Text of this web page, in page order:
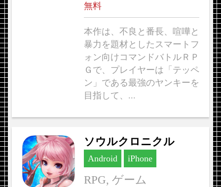
無料
本作は、不良と番長、喧嘩と
暴力を題材としたスマートフ
ォン向けコマンドバトルＲＰ
Ｇで、プレイヤーは「テッペ
ン」である最強のヤンキーを
目指して、...
ソウルクロニクル
Android iPhone
RPG, ゲーム